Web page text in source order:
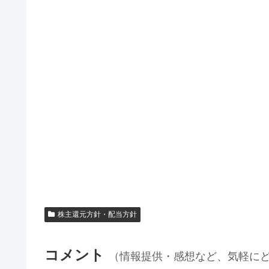
株主還元方針・配当方針
コメント （情報提供・感想など、気軽に